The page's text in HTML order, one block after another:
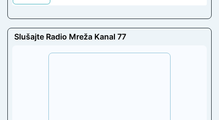
Slušajte Radio Mreža Kanal 77